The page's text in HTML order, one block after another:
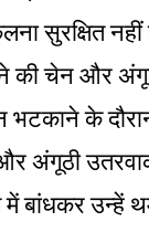
सुरक्षित नहीं
की चेन और
भटकाने के
अंगूठी
उन्हें